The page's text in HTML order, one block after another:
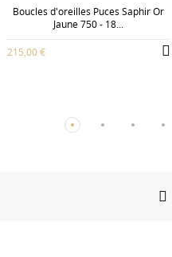
Boucles d'oreilles Puces Saphir Or
Jaune 750 - 18...
215,00 €